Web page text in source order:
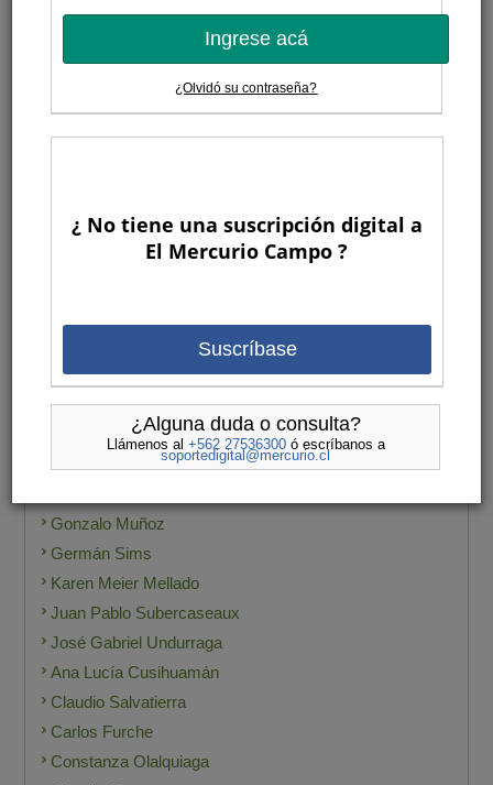
Si en vez de eliminarse los terneros machos de lechería,
éstos se criaran con el objetivo de producir carne, se
produciría un aumento importante en la producción de
carne en nuestro país, lo cual reemplazaría
importaciones, aumentaría la actividad en la industria
cárnica, la mano de obra, etc.
Economía y gestión
Gregorio Billikopf
Fernando Araya
Francisco Galli
Gonzalo Manzano
Gonzalo Muñoz
Germán Sims
Karen Meier Mellado
Juan Pablo Subercaseaux
José Gabriel Undurraga
Ana Lucía Cusihuamán
Claudio Salvatierra
Carlos Furche
Constanza Olalquiaga
Ingrese acá
¿Olvidó su contraseña?
¿ No tiene una suscripción digital a
El Mercurio Campo ?
Suscríbase
¿Alguna duda o consulta?
Llámenos al +562 27536300ó escríbanos a
soportedigital@mercurio.cl